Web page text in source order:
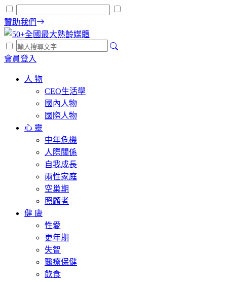
贊助我們
會員登入
人 物
CEO生活學
國內人物
國際人物
心 靈
中年危機
人際關係
自我成長
兩性家庭
空巢期
照顧者
健 康
性愛
更年期
失智
醫療保健
飲食